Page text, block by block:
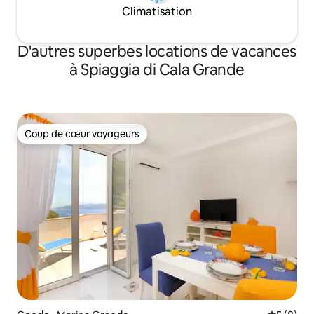
Climatisation
D'autres superbes locations de vacances
à Spiaggia di Cala Grande
Coup de cœur voyageurs
Coup de cœur voyageurs